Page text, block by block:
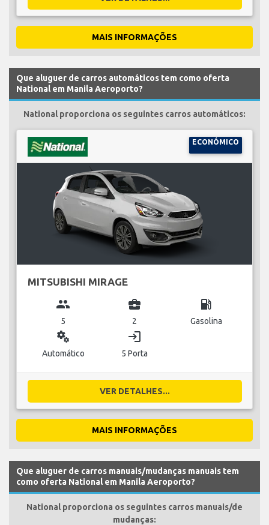
MAIS INFORMAÇÕES
Que aluguer de carros automáticos tem como oferta
National em Manila Aeroporto?
National proporciona os seguintes carros automáticos:
ECONÓMICO
MITSUBISHI MIRAGE
group
5
business_center
2
local_gas_station
Gasolina
miscellaneous_services
Automático
login
5 Porta
VER DETALHES...
MAIS INFORMAÇÕES
Que aluguer de carros manuais/mudanças manuais tem
como oferta National em Manila Aeroporto?
National proporciona os seguintes carros manuais/de
mudanças: